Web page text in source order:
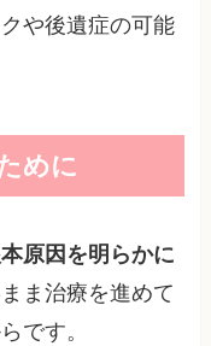
や後遺症の可能
めに
原因を明らかに
ま治療を進めて
です。